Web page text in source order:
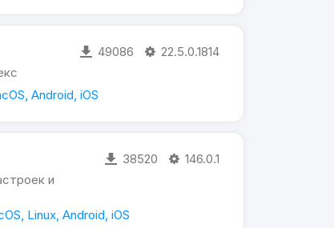
Android, iOS
49086 22.5.0.1814
и
Linux, Android, iOS
38520 146.0.1